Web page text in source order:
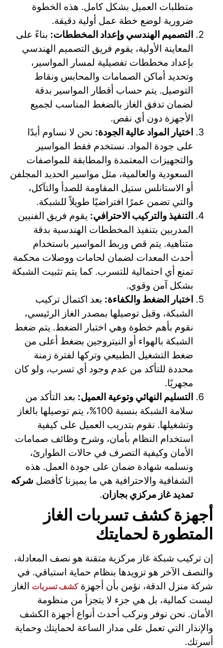
متطلبات العميل بشكل كامل. هذه الخطوة
ضرورية لوضع خطة عمل أولية دقيقة.
التصميم الهندسي وإعداد المخططات: بناءً على
المعاينة الأولية، يقوم فريق التصميم الهندسي
بإعداد مخططات تفصيلية لمسار المواسير،
وتحديد أماكن الصمامات والمحابس ونقاط
التوصيل. يتم حساب أقطار المواسير بدقة
لضمان تدفق الغاز بالضغط المناسب لجميع
الأجهزة دون أي نقص.
اختيار المواد عالية الجودة: نحن لا نساوم أبدًا
على جودة المواد. نستخدم فقط المواسير
والتجهيزات المعتمدة والمطابقة للمواصفات
السعودية والعالمية، مثل مواسير الحديد المجلفن
أو الاستانلس ستيل المقاومة للصدأ والتآكل،
والتي تضمن عمرًا افتراضيًا طويلاً للشبكة.
التنفيذ والتركيب الاحترافي: يقوم فريق الفنيين
المدربين بتنفيذ المخططات الهندسية بدقة
متناهية. يتم قص وربط المواسير باستخدام
أحدث المعدات لضمان لحامات ووصلات محكمة
تمنع أي احتمالية للتسرب. كما يتم تثبيت الشبكة
بشكل آمن وقوي.
اختبار الضغط والكفاءة: بعد اكتمال تركيب
الشبكة، وقبل توصيلها بمصدر الغاز الرئيسي،
نقوم بأهم خطوة وهي اختبار الضغط. يتم ضغط
الشبكة بالهواء أو النيتروجين بضغط أعلى من
ضغط التشغيل الطبيعي وتركها لفترة زمنة
محددة للتأكد من عدم وجود أي تسرب، ولو كان
مجهريًا.
التسليم النهائي وتوعية العميل: بعد التأكد من
سلامة الشبكة بنسبة 100%، يتم توصيلها بالغاز
وتشغيلها. نقوم بتدريب العميل على كيفية
استخدام النظام بأمان، وشرح وظائف صمامات
الأمان وكيفية التصرف في حالات الطوارئ،
ونسلمه شهادة ضمان على جودة العمل. هذه
الشفافية والاحترافية هي ما يميزنا كأفضل شركه
تمديد غاز مركزي بجازان.
أجهزة كشف تسربات الغاز
المتطورة لحمايتك
إن تركيب شبكة غاز مركزية متقنة هو نصف المعادلة،
والنصف الآخر هو تزويدها بنظام حماية استباقي. في
شركة منزل الدقة، نؤمن بأن أجهزةكشف تسربات الغاز
ليست كمالية، بل هي جزء لا يتجزأ من منظومة
الأمان. نحن نوفر ونركب أحدث أنواع أجهزة الكشف
والإنذار التي تعمل على مدار الساعة لحمايتك وحماية
أسرتك.